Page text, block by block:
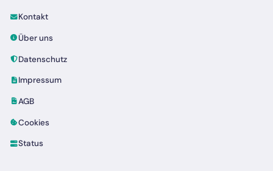
Kontakt
Über uns
Datenschutz
Impressum
AGB
Cookies
Status